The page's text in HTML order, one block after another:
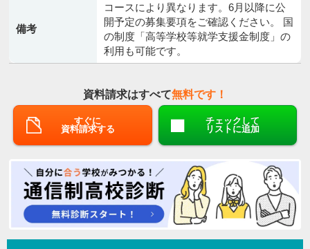
備考
コースにより異なります。6月以降に公
開予定の募集要項をご確認ください。 国
の制度「高等学校等就学支援金制度」の
利用も可能です。
資料請求はすべて無料です！
すぐに
資料請求する
チェックして
リストに追加